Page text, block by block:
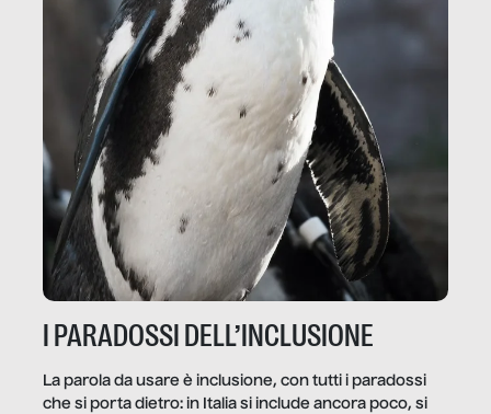
I PARADOSSI DELL’INCLUSIONE
La parola da usare è inclusione, con tutti i paradossi
che si porta dietro: in Italia si include ancora poco, si